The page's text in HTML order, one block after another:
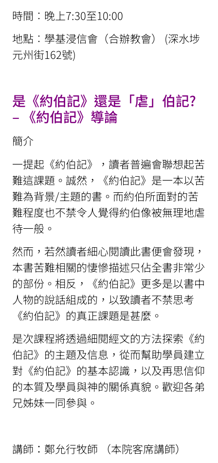
時間︰晚上7:30至10:00
地點︰學基浸信會（合辦教會） (深水埗
元州街162號)
是《約伯記》還是「虐」伯記?
– 《約伯記》導論
簡介
一提起《約伯記》，讀者普遍會聯想起苦
難這課題。誠然，《約伯記》是一本以苦
難為背景/主題的書。而約伯所面對的苦
難程度也不禁令人覺得約伯像被無理地虐
待一般。
然而，若然讀者細心閱讀此書便會發現，
本書苦難相關的悽慘描述只佔全書非常少
的部份。相反，《約伯記》更多是以書中
人物的說話組成的，以致讀者不禁思考
《約伯記》的真正課題是甚麼。
是次課程將透過細閱經文的方法探索《約
伯記》的主題及信息，從而幫助學員建立
對《約伯記》的基本認識，以及再思信仰
的本質及學員與神的關係真貌。歡迎各弟
兄姊妹一同參與。
講師：鄭允行牧師 （本院客席講師）